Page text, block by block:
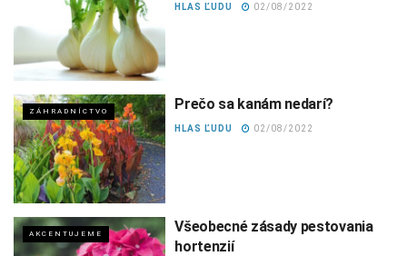
HLAS ĽUDU 02/08/2022
ZÁHRADNÍCTVO Prečo sa kanám nedarí?
HLAS ĽUDU 02/08/2022
AKCENTUJEME
Všeobecné zásady pestovania
hortenzií